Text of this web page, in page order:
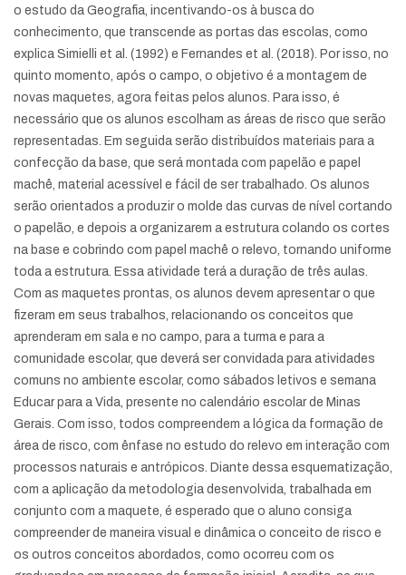
o estudo da Geografia, incentivando-os à busca do
conhecimento, que transcende as portas das escolas, como
explica Simielli et al. (1992) e Fernandes et al. (2018). Por isso, no
quinto momento, após o campo, o objetivo é a montagem de
novas maquetes, agora feitas pelos alunos. Para isso, é
necessário que os alunos escolham as áreas de risco que serão
representadas. Em seguida serão distribuídos materiais para a
confecção da base, que será montada com papelão e papel
machê, material acessível e fácil de ser trabalhado. Os alunos
serão orientados a produzir o molde das curvas de nível cortando
o papelão, e depois a organizarem a estrutura colando os cortes
na base e cobrindo com papel machê o relevo, tornando uniforme
toda a estrutura. Essa atividade terá a duração de três aulas.
Com as maquetes prontas, os alunos devem apresentar o que
fizeram em seus trabalhos, relacionando os conceitos que
aprenderam em sala e no campo, para a turma e para a
comunidade escolar, que deverá ser convidada para atividades
comuns no ambiente escolar, como sábados letivos e semana
Educar para a Vida, presente no calendário escolar de Minas
Gerais. Com isso, todos compreendem a lógica da formação de
área de risco, com ênfase no estudo do relevo em interação com
processos naturais e antrópicos. Diante dessa esquematização,
com a aplicação da metodologia desenvolvida, trabalhada em
conjunto com a maquete, é esperado que o aluno consiga
compreender de maneira visual e dinâmica o conceito de risco e
os outros conceitos abordados, como ocorreu com os